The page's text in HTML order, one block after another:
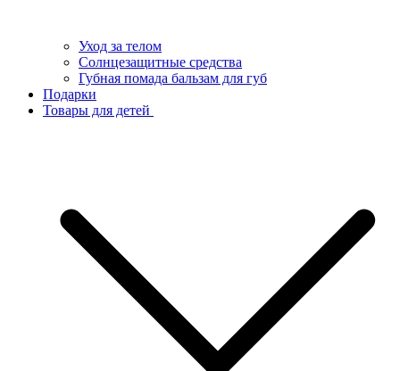
Уход за телом
Солнцезащитные средства
Губная помада бальзам для губ
Подарки
Товары для детей